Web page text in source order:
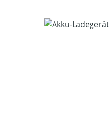
Bildergalerie überspringen